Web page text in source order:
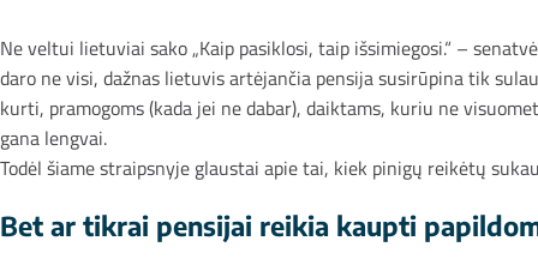
Ne veltui lietuviai sako „Kaip pasiklosi, taip išsimiegosi.“ –
daro ne visi, dažnas lietuvis artėjančia pensija susirūpina tik
kurti, pramogoms (kada jei ne dabar), daiktams, kuriu ne
gana lengvai.
Todėl šiame straipsnyje glaustai apie tai, kiek pinigų reikėtų
Bet ar tikrai pensijai reikia kaupti